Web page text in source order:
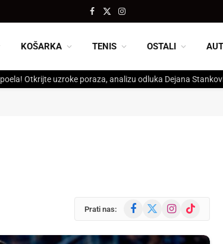
Facebook
X
Instagram
KOŠARKA TENIS OSTALI
Otkrijte uzroke poraza, analizu odluka Dejana
Prati nas: Facebook Instagram
TikTok